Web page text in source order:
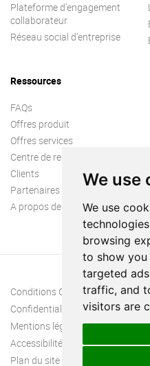
We use
We use
browsing
to show you
targeted
traffic, and
visitors are
Plateforme d’engagement
collaborateur
Réseau social d’entreprise
Ressources
FAQs
Offres produit
Offres services
Centre de ressources
Clients
Partenaires
A propos de nous
Conditions Générales
Confidentialité
Mentions légales
Accessibilité
Plan du site